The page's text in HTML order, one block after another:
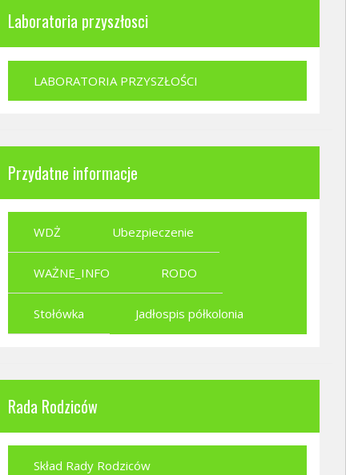
Laboratoria przyszłosci
LABORATORIA PRZYSZŁOŚCI
Przydatne informacje
WDŻ Ubezpieczenie
WAŻNE_INFO RODO
Stołówka Jadłospis półkolonia
Rada Rodziców
Skład Rady Rodziców